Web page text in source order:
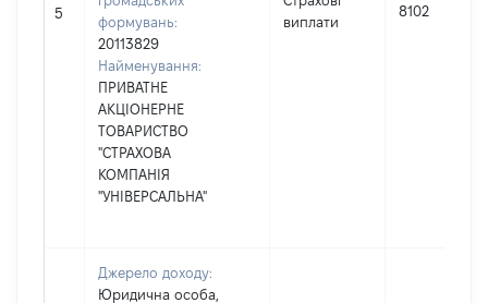
5
формувань:
20113829
Найменування:
ПРИВАТНЕ
АКЦІОНЕРНЕ
ТОВАРИСТВО
"СТРАХОВА
КОМПАНІЯ
"УНІВЕРСАЛЬНА"
виплати
8102
Джерело доходу:
Юридична особа,